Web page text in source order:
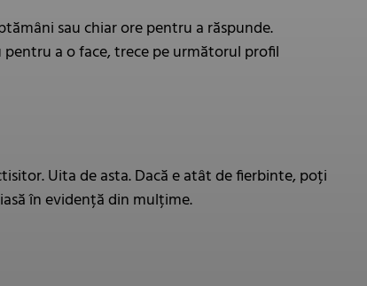
sau chiar ore pentru a răspunde.
a o face, trece pe următorul profil
Uita de asta. Dacă e atât de fierbinte, poți
în evidență din mulțime.